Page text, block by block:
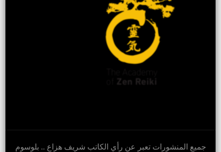
جميع المنشورات تعبر عن رأي الكاتب شريف هزاع .. بلوسوم